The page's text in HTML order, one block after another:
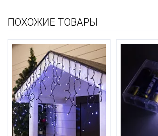
ПОХОЖИЕ ТОВАРЫ